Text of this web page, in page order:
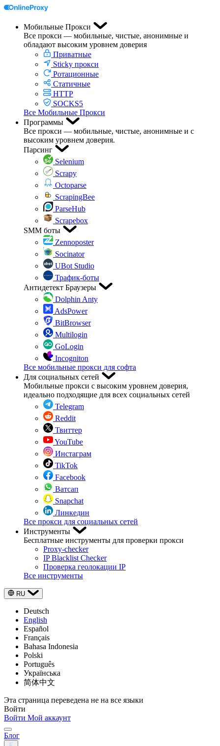
Мобильные Прокси
Все прокси — мобильные, чистые, анонимные и
обладают высоким уровнем доверия
Приватные
Sticky прокси
Ротационные
Статичные
HTTP
SOCKS5
Все Мобильные Прокси
Программы
Все прокси — мобильные, чистые, анонимные и с
высоким уровнем доверия.
Парсинг
Selenium
Scrapy
Octoparse
ScrapingBee
ParseHub
Scrapebox
SMM боты
Zennoposter
Socinator
UBot Studio
Трафик-боты
Антидетект Браузеры
Dolphin Anty
AdsPower
BitBrowser
Multilogin
GoLogin
Incogniton
Все мобильные прокси для софта
Для социальных сетей
Мобильные прокси с высоким уровнем доверия,
идеально подходящие для всех социальных сетей
Telegram
Reddit
Твиттер
YouTube
Инстаграм
TikTok
Facebook
Ватсап
Snapchat
Линкедин
Все прокси для социальных сетей
Инструменты
Бесплатные инструменты для проверки прокси
Proxy-checker
IP Blacklist Checker
Проверка геолокации IP
Все инструменты
RU
Deutsch
English
Español
Français
Bahasa Indonesia
Polski
Português
Українська
简体中文
Эта страница переведена не на все языки
Войти
Войти Мой аккаунт
Блог